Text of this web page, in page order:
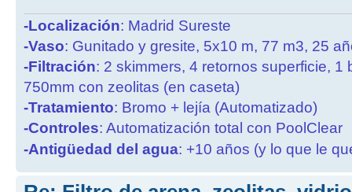
-Localización: Madrid Sureste
-Vaso: Gunitado y gresite, 5x10 m, 77 m3, 25
-Filtración: 2 skimmers, 4 retornos superficie, 1
750mm con zeolitas (en caseta)
-Tratamiento: Bromo + lejía (Automatizado)
-Controles: Automatización total con PoolClear
-Antigüedad del agua: +10 años (y lo que le